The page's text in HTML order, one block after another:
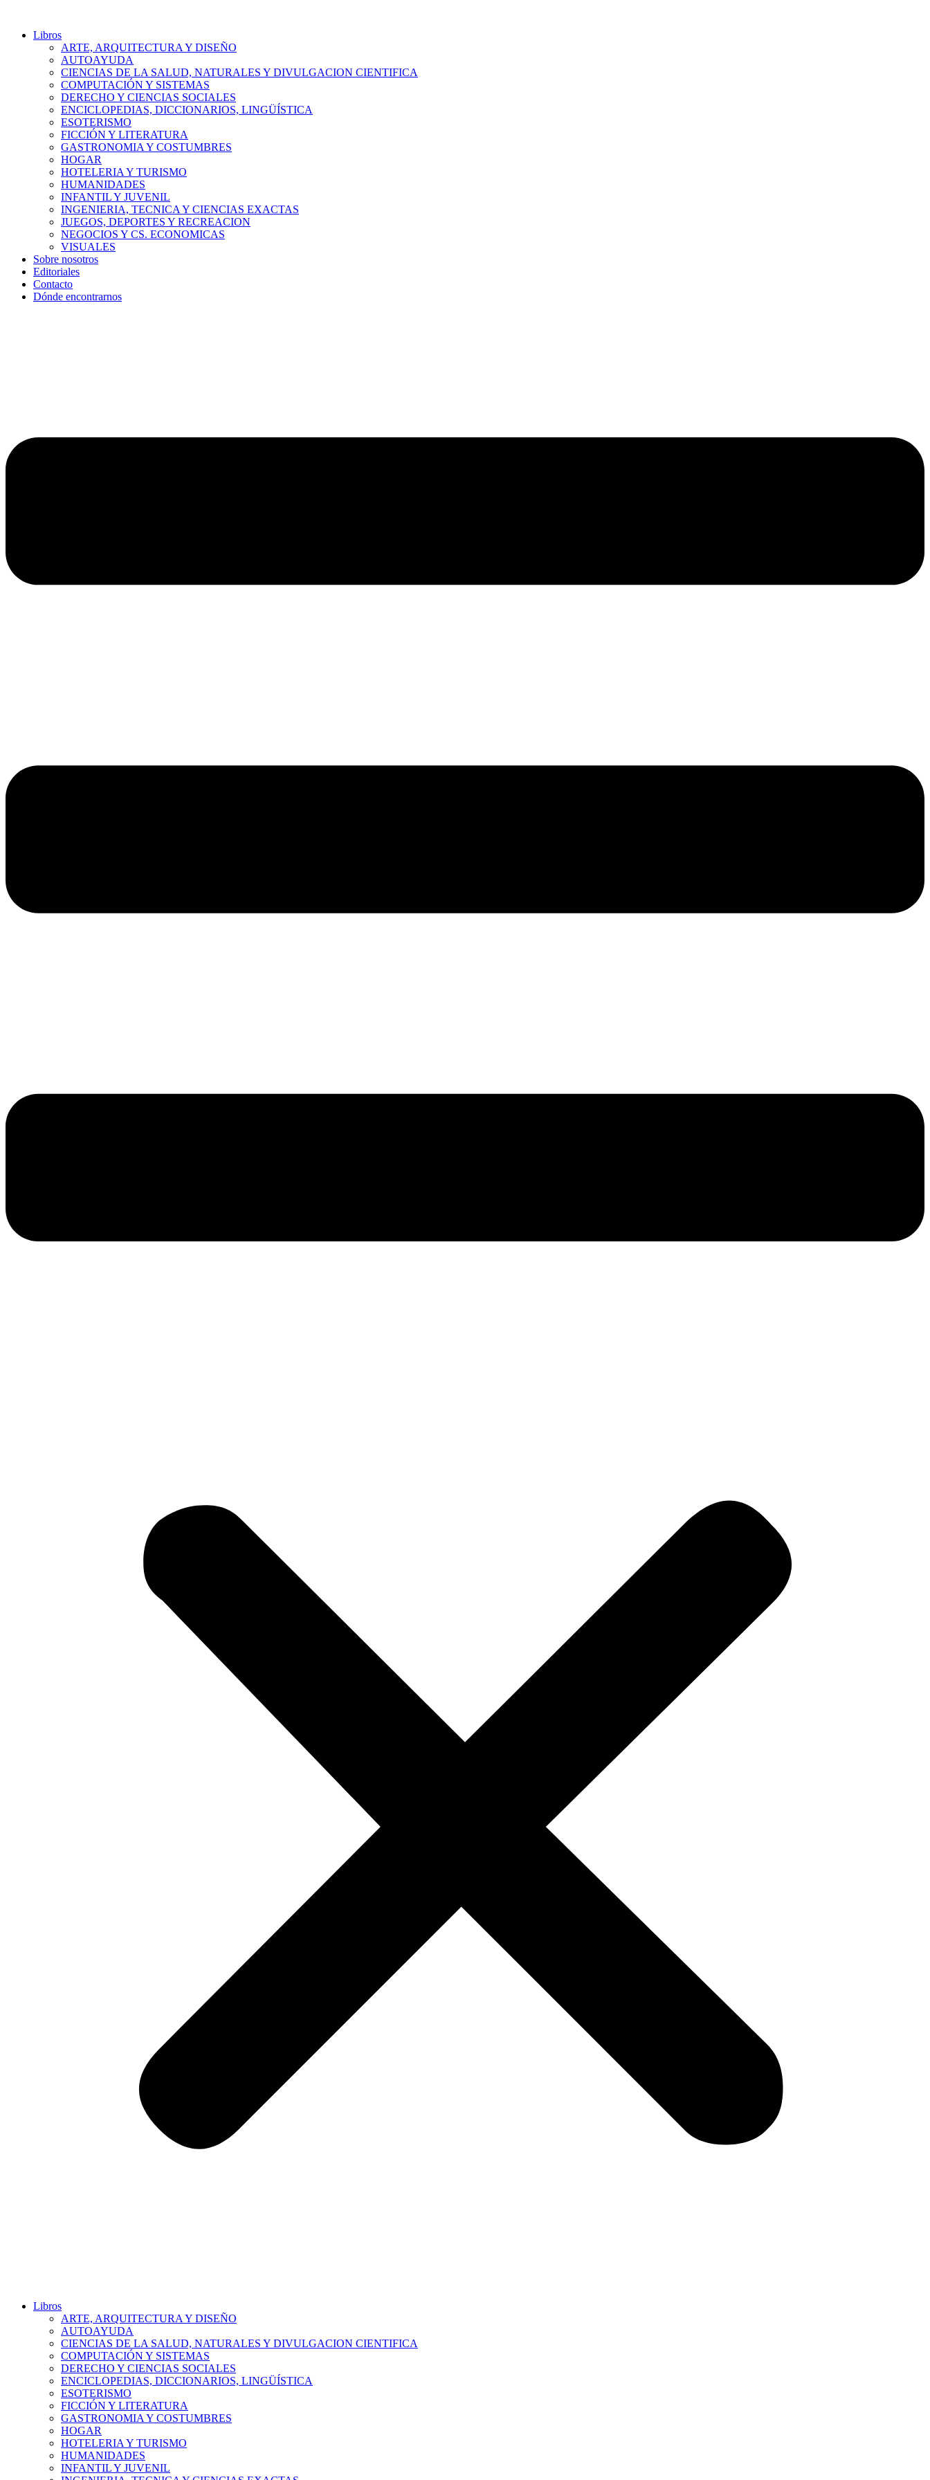
Libros
ARTE, ARQUITECTURA Y DISEÑO
AUTOAYUDA
CIENCIAS DE LA SALUD, NATURALES Y DIVULGACION CIENTIFICA
COMPUTACIÓN Y SISTEMAS
DERECHO Y CIENCIAS SOCIALES
ENCICLOPEDIAS, DICCIONARIOS, LINGÜÍSTICA
ESOTERISMO
FICCIÓN Y LITERATURA
GASTRONOMIA Y COSTUMBRES
HOGAR
HOTELERIA Y TURISMO
HUMANIDADES
INFANTIL Y JUVENIL
INGENIERIA, TECNICA Y CIENCIAS EXACTAS
JUEGOS, DEPORTES Y RECREACION
NEGOCIOS Y CS. ECONOMICAS
VISUALES
Sobre nosotros
Editoriales
Contacto
Dónde encontrarnos
Libros
ARTE, ARQUITECTURA Y DISEÑO
AUTOAYUDA
CIENCIAS DE LA SALUD, NATURALES Y DIVULGACION CIENTIFICA
COMPUTACIÓN Y SISTEMAS
DERECHO Y CIENCIAS SOCIALES
ENCICLOPEDIAS, DICCIONARIOS, LINGÜÍSTICA
ESOTERISMO
FICCIÓN Y LITERATURA
GASTRONOMIA Y COSTUMBRES
HOGAR
HOTELERIA Y TURISMO
HUMANIDADES
INFANTIL Y JUVENIL